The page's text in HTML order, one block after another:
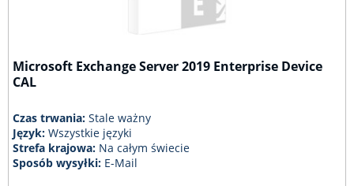
Microsoft Exchange Server 2019 Enterprise Device
CAL
Czas trwania:Stale ważny
Język:Wszystkie języki
Strefa krajowa: Na całym świecie
Sposób wysyłki: E-Mail